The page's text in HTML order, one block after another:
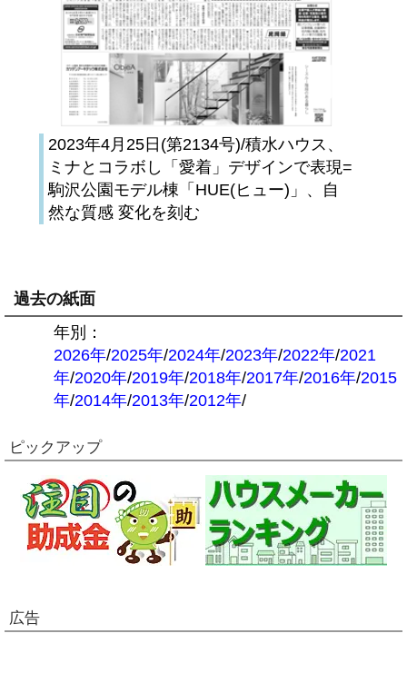
2023年4月25日(第2134号)/積水ハウス、
ミナとコラボし「愛着」デザインで表現=
駒沢公園モデル棟「HUE(ヒュー)」、自
然な質感 変化を刻む
過去の紙面
年別：
2026年/2025年/2024年/2023年/2022年/2021
年/2020年/2019年/2018年/2017年/2016年/2015
年/2014年/2013年/2012年/
ピックアップ
広告